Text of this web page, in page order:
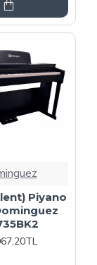
Piyano